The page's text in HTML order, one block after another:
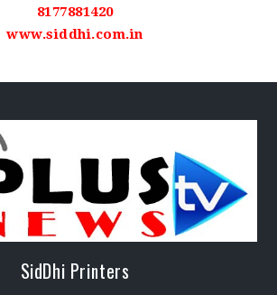
8177881420
www.siddhi.com.in
SidDhi Printers